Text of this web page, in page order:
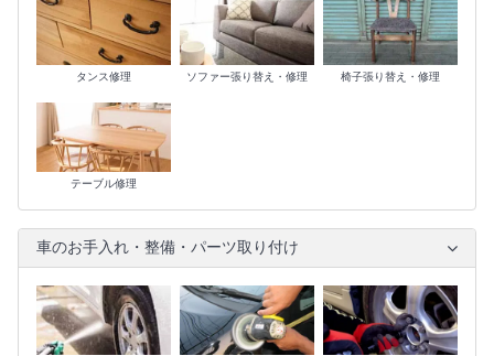
タンス修理 ソファー張り替え・修理 椅子張り替え・修理
テーブル修理
車のお手入れ・整備・パーツ取り付け